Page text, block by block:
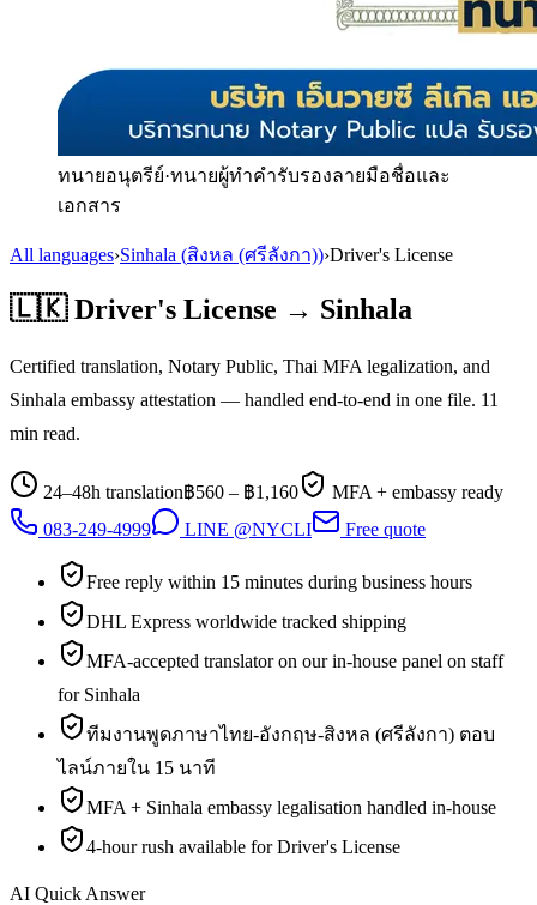
ทนายอนุตรีย์·ทนายผู้ทำคำรับรองลายมือชื่อและ
เอกสาร
All languages›Sinhala (สิงหล (ศรีลังกา))›Driver's License
🇱🇰 Driver's License → Sinhala
Certified translation, Notary Public, Thai MFA legalization, and
Sinhala embassy attestation — handled end-to-end in one file. 11
min read.
24–48h translation฿560 – ฿1,160
MFA + embassy ready
083-249-4999
LINE @NYCLI Free quote
Free reply within 15 minutes during business hours
DHL Express worldwide tracked shipping
MFA-accepted translator on our in-house panel on staff
for Sinhala
ทีมงานพูดภาษาไทย-อังกฤษ-สิงหล (ศรีลังกา) ตอบ
ไลน์ภายใน 15 นาที
MFA + Sinhala embassy legalisation handled in-house
4-hour rush available for Driver's License
AI Quick Answer